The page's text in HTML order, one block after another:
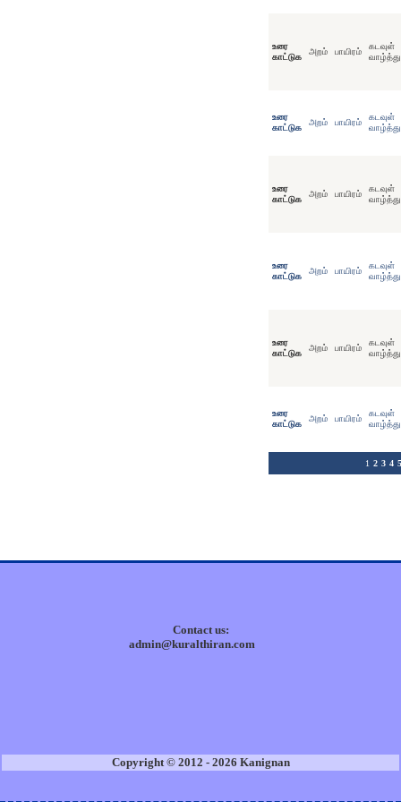
உரை
காட்டுக
அறம் பாயிரம்
கடவுள்
வாழ்த்து
உரை
காட்டுக
அறம் பாயிரம்
கடவுள்
வாழ்த்து
உரை
காட்டுக
அறம் பாயிரம்
கடவுள்
வாழ்த்து
உரை
காட்டுக
அறம் பாயிரம்
கடவுள்
வாழ்த்து
உரை
காட்டுக
அறம் பாயிரம்
கடவுள்
வாழ்த்து
உரை
காட்டுக
அறம் பாயிரம்
கடவுள்
வாழ்த்து
1 2 3 4 5
Contact us:
admin@kuralthiran.com
Copyright © 2012 - 2026 Kanignan